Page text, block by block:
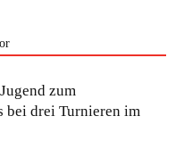
zum
bei drei Turnieren im